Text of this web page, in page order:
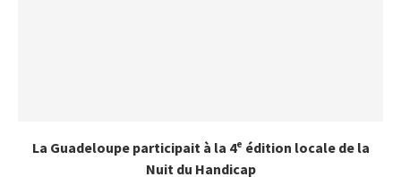
La Guadeloupe participait à la 4ᵉ édition locale de la
Nuit du Handicap